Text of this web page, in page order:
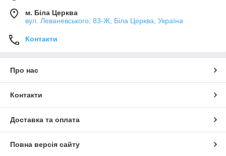
м. Біла Церква
вул. Леваневського, 83-Ж, Біла Церква, Україна
Контакти
Про нас
Контакти
Доставка та оплата
Повна версія сайту